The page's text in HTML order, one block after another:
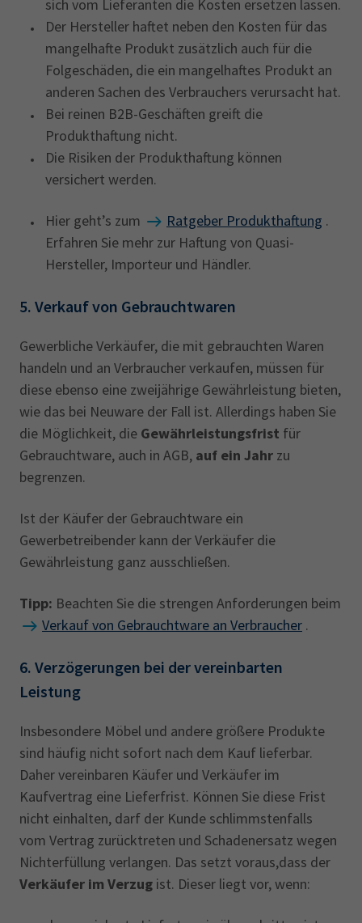
sich vom Lieferanten die Kosten ersetzen lassen.
Der Hersteller haftet neben den Kosten für das
mangelhafte Produkt zusätzlich auch für die
Folgeschäden, die ein mangelhaftes Produkt an
anderen Sachen des Verbrauchers verursacht hat.
Bei reinen B2B-Geschäften greift die
Produkthaftung nicht.
Die Risiken der Produkthaftung können
versichert werden.
Hier geht’s zum Ratgeber Produkthaftung .
Erfahren Sie mehr zur Haftung von Quasi-
Hersteller, Importeur und Händler.
5. Verkauf von Gebrauchtwaren
Gewerbliche Verkäufer, die mit gebrauchten Waren
handeln und an Verbraucher verkaufen, müssen für
diese ebenso eine zweijährige Gewährleistung bieten,
wie das bei Neuware der Fall ist. Allerdings haben Sie
die Möglichkeit, die Gewährleistungsfrist für
Gebrauchtware, auch in AGB, auf ein Jahr zu
begrenzen.
Ist der Käufer der Gebrauchtware ein
Gewerbetreibender kann der Verkäufer die
Gewährleistung ganz ausschließen.
Tipp: Beachten Sie die strengen Anforderungen beim
Verkauf von Gebrauchtware an Verbraucher .
6. Verzögerungen bei der vereinbarten
Leistung
Insbesondere Möbel und andere größere Produkte
sind häufig nicht sofort nach dem Kauf lieferbar.
Daher vereinbaren Käufer und Verkäufer im
Kaufvertrag eine Lieferfrist. Können Sie diese Frist
nicht einhalten, darf der Kunde schlimmstenfalls
vom Vertrag zurücktreten und Schadenersatz wegen
Nichterfüllung verlangen. Das setzt voraus,dass der
Verkäufer im Verzug ist. Dieser liegt vor, wenn: